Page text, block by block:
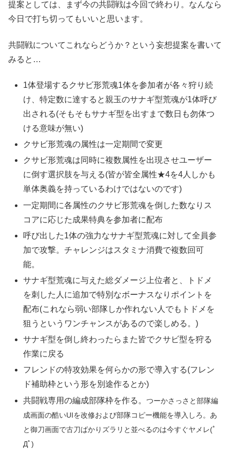
提案としては、まず今の共闘戦は今回で終わり。なんなら
今日で打ち切ってもいいと思います。
共闘戦についてこれならどうか？という妄想提案を書いて
みると…
1体登場するクサビ形荒魂1体を参加者が各々狩り続
け、特定数に達すると親玉のサナギ型荒魂が1体呼び
出される(そもそもサナギ型を出すまで数日も勿体つ
ける意味が無い)
クサビ形荒魂の属性は一定期間で変更
クサビ形荒魂は同時に複数属性を出現させユーザー
に倒す選択肢を与える(皆が皆全属性★4を4人しかも
単体奥義を持っているわけではないのです)
一定期間に各属性のクサビ形荒魂を倒した数なりス
コアに応じた成果特典を参加者に配布
呼び出した1体の強力なサナギ型荒魂に対して全員参
加で攻撃。チャレンジはスタミナ消費で複数回可
能。
サナギ型荒魂に与えた総ダメージ上位者と、トドメ
を刺した人に追加で特別なボーナスなりポイントを
配布(これなら弱い部隊しか作れない人でもトドメを
狙うというワンチャンスがあるので楽しめる。)
サナギ型を倒し終わったらまた皆でクサビ型を狩る
作業に戻る
フレンドの特攻効果を何らかの形で導入する(フレン
ド補助枠という形を別途作るとか)
共闘戦専用の編成部隊枠を作る。つーかさっさと部隊編
成画面の酷いUIを改修および部隊コピー機能を導入しろ。あ
と御刀画面で古刀ばかりズラリと並べるのは今すぐヤメレ(ﾟ
Дﾟ)